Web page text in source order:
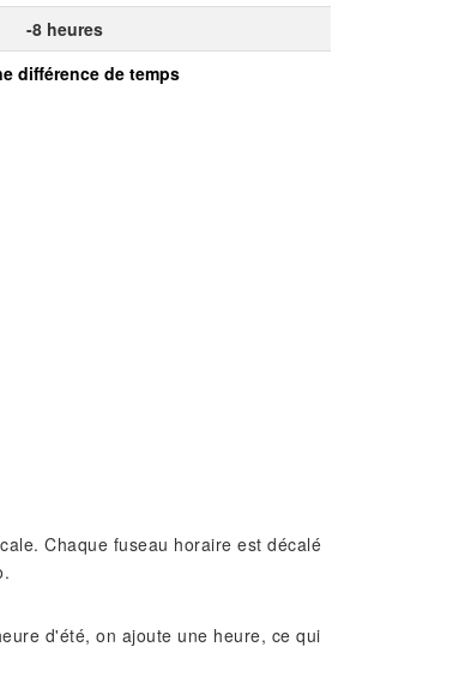
-8 heures
différence de temps
Chaque fuseau horaire est décalé
d'été, on ajoute une heure, ce qui